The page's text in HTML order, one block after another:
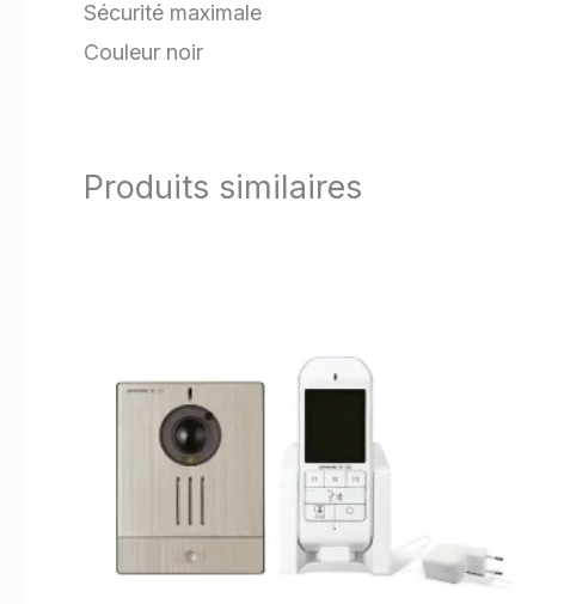
Sécurité maximale
Couleur noir
Produits similaires